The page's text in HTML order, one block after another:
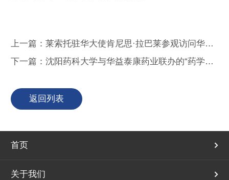
上一篇：莱索托驻华大使肯尼思·拉巴莱参观访问华益泰康药业 共探中非医药合作新机遇
下一篇：沈阳药科大学与华益泰康药业联办的“药学高级专门人才班”圆满结业
返回列表
首页
关于我们